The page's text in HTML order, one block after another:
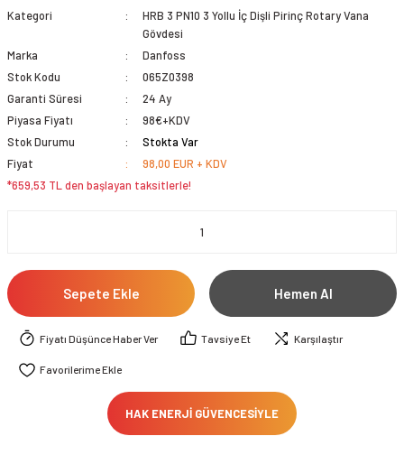
Kategori
HRB 3 PN10 3 Yollu İç Dişli Pirinç Rotary Vana
Gövdesi
Marka
Danfoss
Stok Kodu
065Z0398
Garanti Süresi
24 Ay
Piyasa Fiyatı
98€+KDV
Stok Durumu
Stokta Var
Fiyat
98,00 EUR + KDV
*659,53 TL den başlayan taksitlerle!
Sepete Ekle Hemen Al
Fiyatı Düşünce Haber Ver Tavsiye Et Karşılaştır
HAK ENERJİ GÜVENCESİYLE